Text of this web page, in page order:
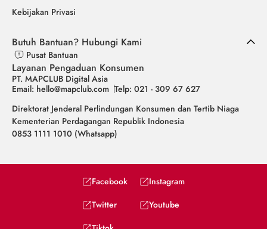
Kebijakan Privasi
Butuh Bantuan? Hubungi Kami
Pusat Bantuan
Layanan Pengaduan Konsumen
PT. MAPCLUB Digital Asia
Email: hello@mapclub.com Telp: 021 - 309 67 627
Direktorat Jenderal Perlindungan Konsumen dan Tertib Niaga
Kementerian Perdagangan Republik Indonesia
0853 1111 1010 (Whatsapp)
Facebook
Instagram
Twitter
Youtube